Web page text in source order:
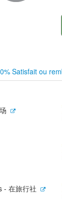
Satisfait ou
- 在旅行社